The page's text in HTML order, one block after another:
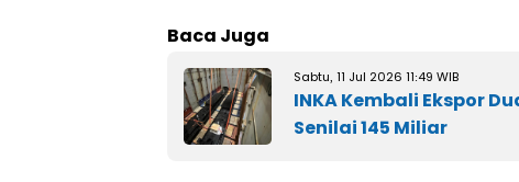
Baca Juga
Sabtu, 11 Jul 2026 11:49 WIB
INKA Kembali Ekspor
Senilai 145 Miliar